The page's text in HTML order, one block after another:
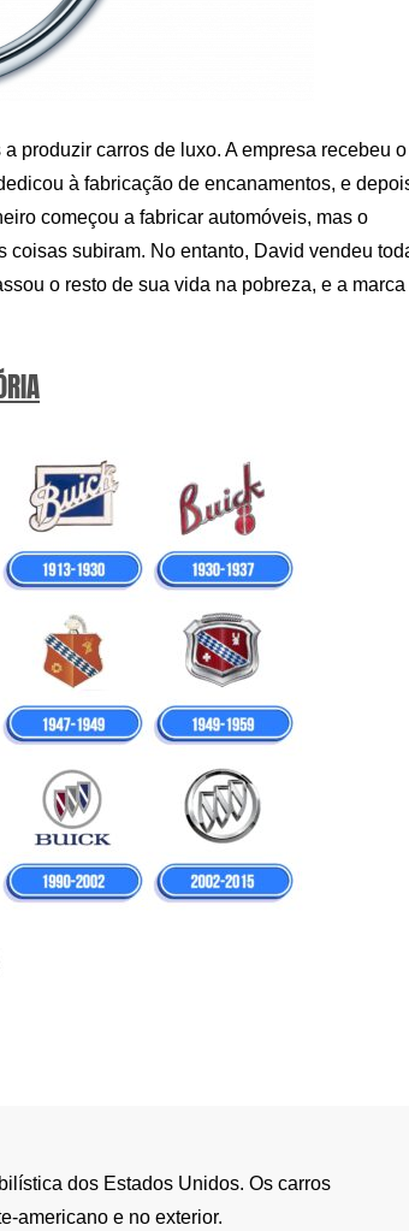
produzir carros de luxo. A empresa recebeu o
à fabricação de encanamentos, e
começou a fabricar automóveis, mas o
subiram. No entanto, David vendeu
o resto de sua vida na pobreza, e a marca
dos Estados Unidos. Os carros
americano e no exterior.